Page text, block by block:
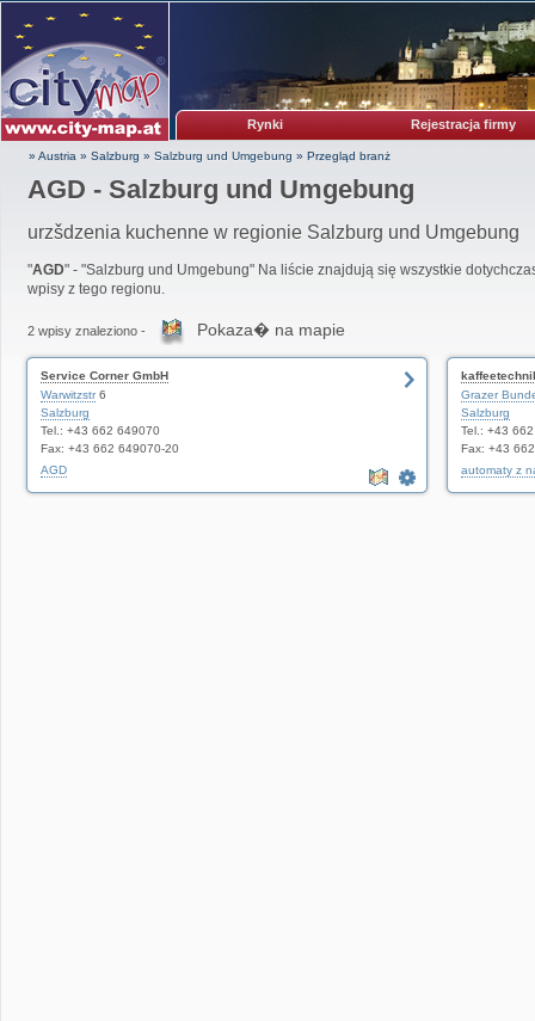
Rynki Rejestracja firmy
» Austria » Salzburg » Salzburg und Umgebung » Przegląd branż
AGD - Salzburg und Umgebung
urzšdzenia kuchenne w regionie Salzburg und Umgebung
"AGD" - "Salzburg und Umgebung" Na liście znajdują się wszystkie
wpisy z tego regionu.
2 wpisy znaleziono - Pokaza� na mapie
Service Corner GmbH
Warwitzstr6
Salzburg
Tel.: +43 662 649070
Fax: +43 662 649070-20
AGD
Grazer
Salzburg
Tel.: +43
Fax: +43
automaty z